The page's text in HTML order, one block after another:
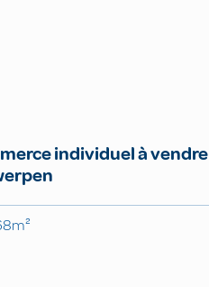
individuel à vendre